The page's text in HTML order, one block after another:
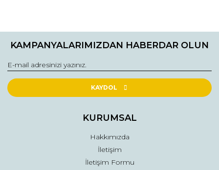
konularda yetersiz gördüğünüz noktaları öneri formunu
Görüş ve önerileriniz için teşekkür ederiz.
Ürün resmi kalitesiz, bozuk veya görüntülenemiyor.
Ürün açıklamasında eksik bilgiler bulunuyor.
Ürün fiyatı diğer sitelerden daha pahalı.
KAMPANYALARIMIZDAN HABERDAR OLUN
KAYDOL
KURUMSAL
Hakkımızda
İletişim
İletişim Formu